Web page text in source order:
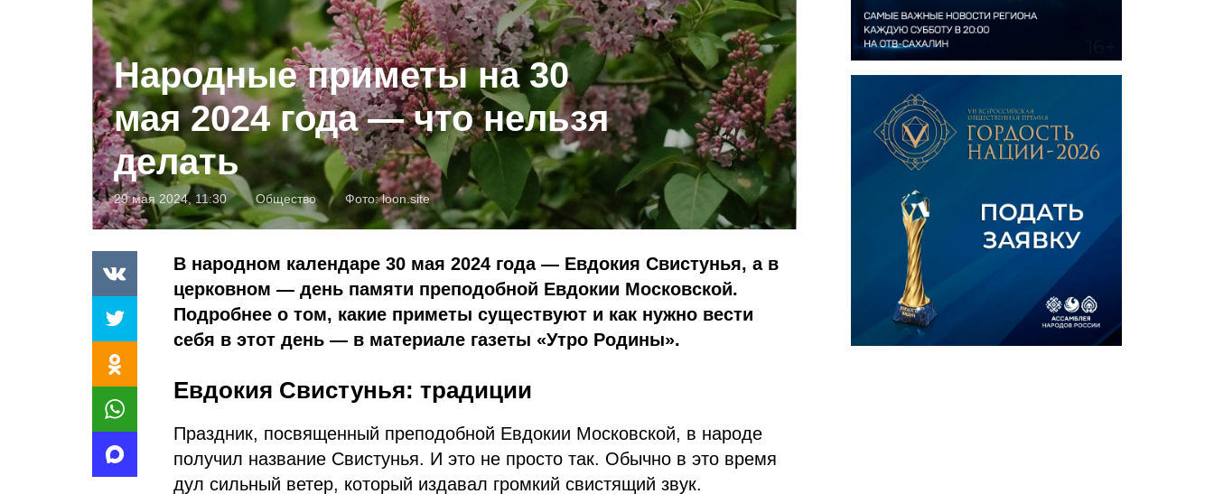
Народные приметы на 30
мая 2024 года — что нельзя
делать
29 мая 2024, 11:30 Общество Фото:loon.site
В народном календаре 30 мая 2024 года — Евдокия Свистунья, а в
церковном — день памяти преподобной Евдокии Московской.
Подробнее о том, какие приметы существуют и как нужно вести
себя в этот день — в материале газеты «Утро Родины».
Евдокия Свистунья: традиции
Праздник, посвященный преподобной Евдокии Московской, в народе
получил название Свистунья. И это не просто так. Обычно в это время
дул сильный ветер, который издавал громкий свистящий звук.